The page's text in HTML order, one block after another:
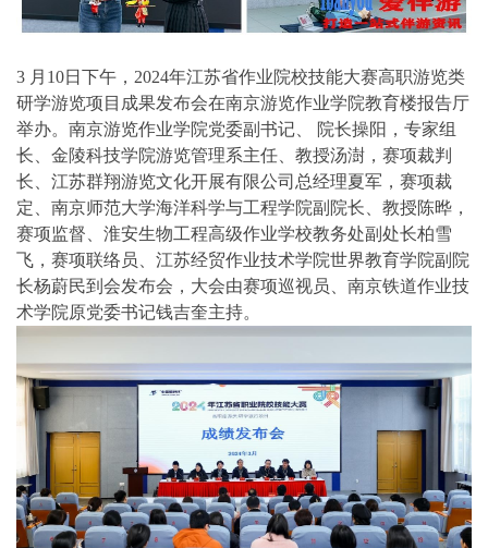
3 月10日下午，2024年江苏省作业院校技能大赛高职游览类
研学游览项目成果发布会在南京游览作业学院教育楼报告厅
举办。南京游览作业学院党委副书记、 院长操阳，专家组
长、金陵科技学院游览管理系主任、教授汤澍，赛项裁判
长、江苏群翔游览文化开展有限公司总经理夏军，赛项裁
定、南京师范大学海洋科学与工程学院副院长、教授陈晔，
赛项监督、淮安生物工程高级作业学校教务处副处长柏雪
飞，赛项联络员、江苏经贸作业技术学院世界教育学院副院
长杨蔚民到会发布会，大会由赛项巡视员、南京铁道作业技
术学院原党委书记钱吉奎主持。